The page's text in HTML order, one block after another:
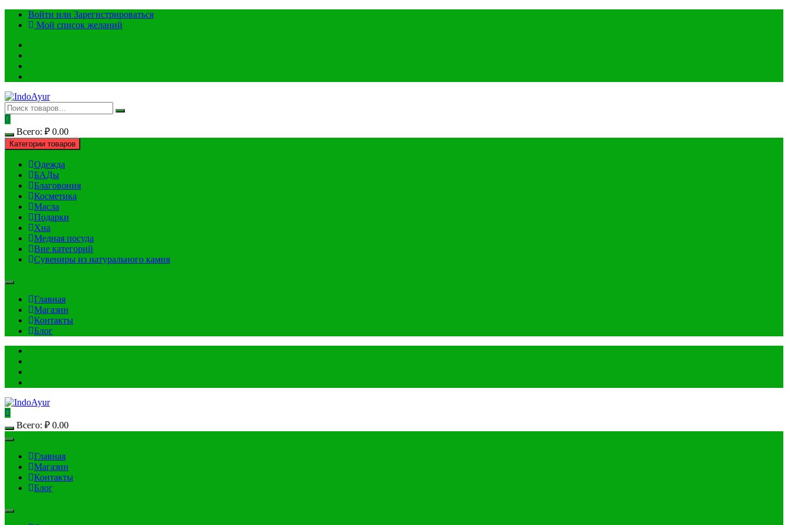
ПерейтиВойти или Зарегистрироваться
Мой список желаний
Всего: ₽ 0.00
Категории товаров
Одежда
БАДы
Благовония
Косметика
Масла
Подарки
Хна
Медная посуда
Вне категорий
Сувениры из натурального камня
Главная
Магазин
Контакты
Блог
Всего: ₽ 0.00
Главная
Магазин
Контакты
Блог